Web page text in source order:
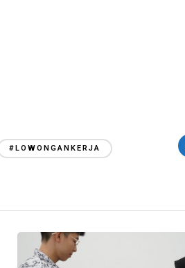
#LOWONGANKERJA